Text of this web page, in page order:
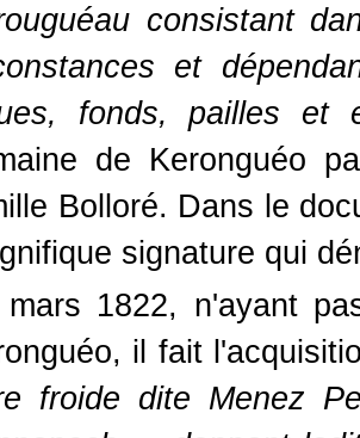
consistant
et
fonds, pailles et
de Keronguéo
Bolloré. Dans le
signature qui
mars 1822, n'ayant
il fait
froide dite Menez